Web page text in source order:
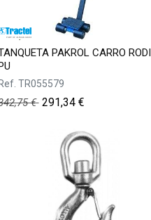
PAKROL CARRO RODI.
TR055579
€ 291,34€